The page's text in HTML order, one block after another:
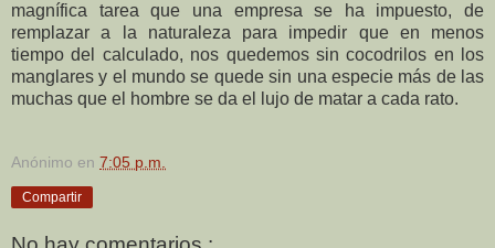
magnífica tarea que una empresa se ha impuesto, de
remplazar a la naturaleza para impedir que en menos
tiempo del calculado, nos quedemos sin cocodrilos en los
manglares y el mundo se quede sin una especie más de las
muchas que el hombre se da el lujo de matar a cada rato.
Anónimo en 7:05 p.m.
Compartir